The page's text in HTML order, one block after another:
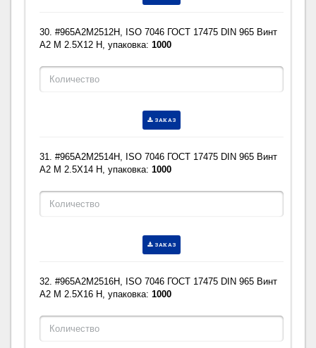
30. #965A2M2512H, ISO 7046 ГОСТ 17475 DIN 965 Винт
A2 M 2.5X12 H, упаковка:1000
ЗАКАЗ
31. #965A2M2514H, ISO 7046 ГОСТ 17475 DIN 965 Винт
A2 M 2.5X14 H, упаковка:1000
ЗАКАЗ
32. #965A2M2516H, ISO 7046 ГОСТ 17475 DIN 965 Винт
A2 M 2.5X16 H, упаковка:1000